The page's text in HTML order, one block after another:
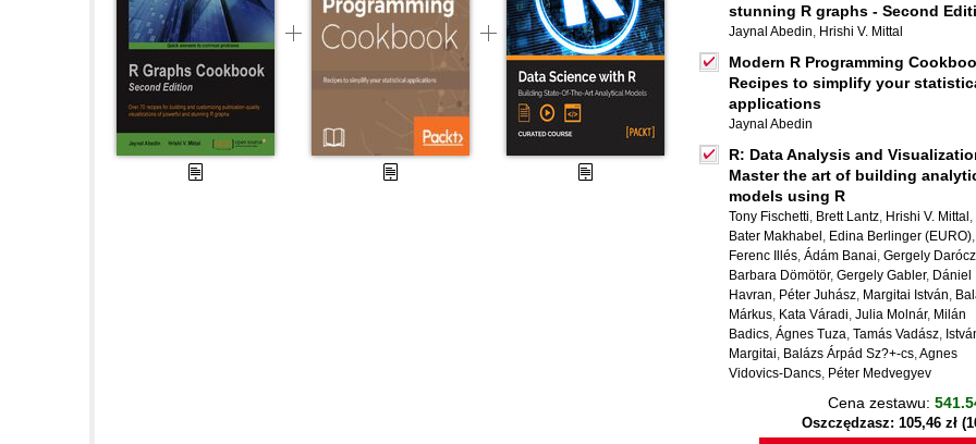
stunning R graphs - Second
Jaynal Abedin, Hrishi V. Mittal
Modern R Programming
Recipes to simplify your
applications
Jaynal Abedin
R: Data Analysis and
Master the art of building
models using R
Tony Fischetti, Brett Lantz, Hrishi V. Mittal ,
Bater Makhabel , Edina Berlinger (EURO),
Ferenc Illés, Ádám Banai, Gergely
Barbara Dömötör, Gergely Gabler, Dániel
Havran, Péter Juhász, Margitai István,
Márkus, Kata Váradi, Julia Molnár, Milán
Badics, Ágnes Tuza, Tamás Vadász,
Margitai, Balázs Árpád Sz?+-cs,Agnes
Vidovics-Dancs, Péter Medvegyev
Cena zestawu:
Oszczędzasz: 105,46 zł